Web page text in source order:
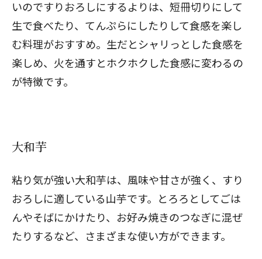
いのですりおろしにするよりは、短冊切りにして
生で食べたり、てんぷらにしたりして食感を楽し
む料理がおすすめ。生だとシャリっとした食感を
楽しめ、火を通すとホクホクした食感に変わるの
が特徴です。
大和芋
粘り気が強い大和芋は、風味や甘さが強く、すり
おろしに適している山芋です。とろろとしてごは
んやそばにかけたり、お好み焼きのつなぎに混ぜ
たりするなど、さまざまな使い方ができます。